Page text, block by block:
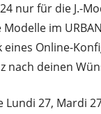
nur für die J.-
im
eines Online-
nach deinen
Lundi 27, Mardi